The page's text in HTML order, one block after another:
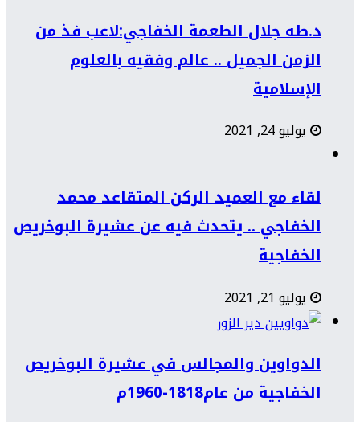
د.طه جلال الطعمة الخفاجي:لاعب فذ من
الزمن الجميل .. عالم وفقيه بالعلوم
الإسلامية
يوليو 24, 2021
لقاء مع العميد الركن المتقاعد محمد
الخفاجي .. يتحدث فيه عن عشيرة البوخريص
الخفاجية
يوليو 21, 2021
الدواوين والمجالس في عشيرة البوخريص
الخفاجية من عام1818-1960م